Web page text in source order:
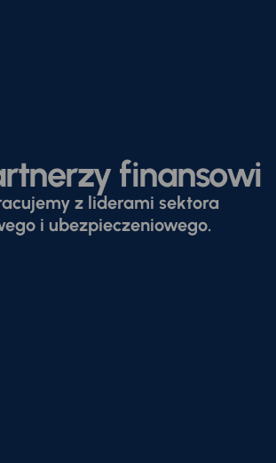
finansowi
z liderami sektora
i ubezpieczeniowego.